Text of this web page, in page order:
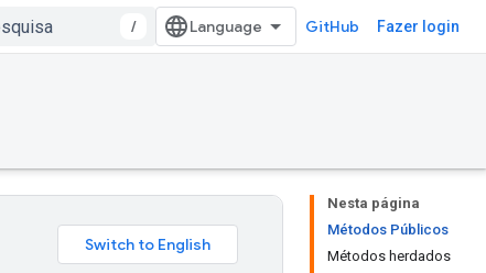
/ GitHub Fazer login
Nesta página
Métodos Públicos
Métodos herdados